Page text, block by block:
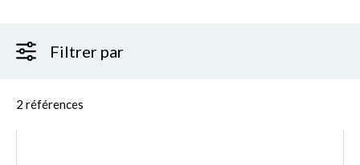
Filtrer par
2 références